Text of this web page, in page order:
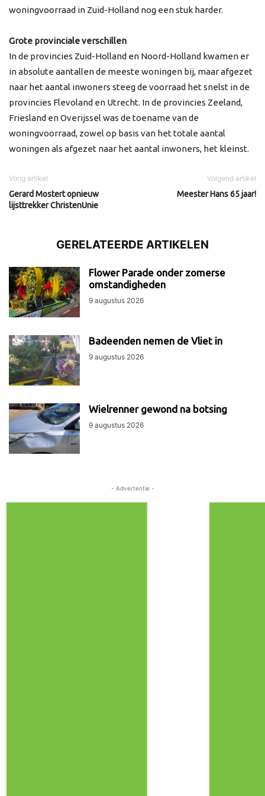
woningvoorraad in Zuid-Holland nog een stuk harder.
Grote provinciale verschillen
In de provincies Zuid-Holland en Noord-Holland kwamen er
in absolute aantallen de meeste woningen bij, maar afgezet
naar het aantal inwoners steeg de voorraad het snelst in de
provincies Flevoland en Utrecht. In de provincies Zeeland,
Friesland en Overijssel was de toename van de
woningvoorraad, zowel op basis van het totale aantal
woningen als afgezet naar het aantal inwoners, het kleinst.
Vorig artikel
Gerard Mostert opnieuw
lijsttrekker ChristenUnie
Volgend artikel
Meester Hans 65 jaar!
GERELATEERDE ARTIKELEN
Flower Parade onder zomerse
omstandigheden
9 augustus 2026
Badeenden nemen de Vliet in
9 augustus 2026
Wielrenner gewond na botsing
9 augustus 2026
- Advertentie -